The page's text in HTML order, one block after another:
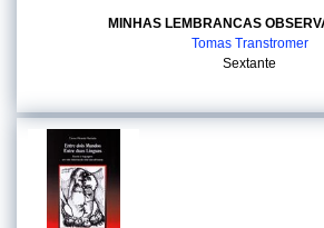
MINHAS LEMBRANCAS
Tomas Transtromer
Sextante